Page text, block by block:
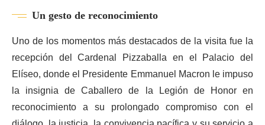
Un gesto de reconocimiento
Uno de los momentos más destacados de la visita fue la
recepción del Cardenal Pizzaballa en el Palacio del
Elíseo, donde el Presidente Emmanuel Macron le impuso
la insignia de Caballero de la Legión de Honor en
reconocimiento a su prolongado compromiso con el